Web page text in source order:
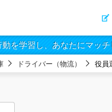
を学習し、あなたにマッチ
ドライバー（物流） 役員